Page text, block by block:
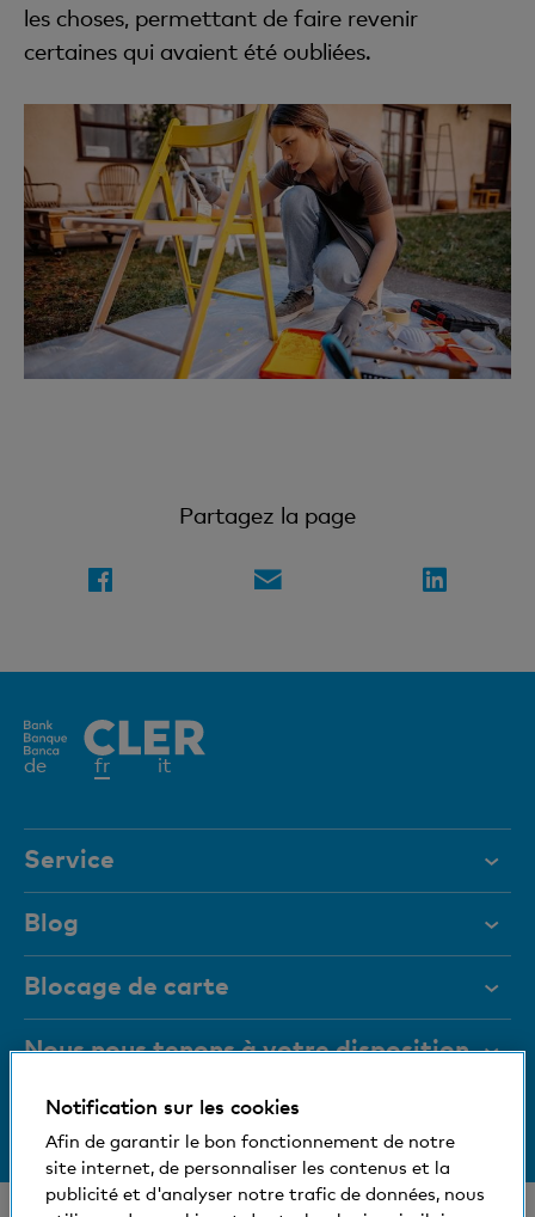
les choses, permettant de faire revenir
certaines qui avaient été oubliées.
Partagez la page
de frElément
it
Service
Aide et contact
Documents
Magazine
Organes de direction
Medias
Social et compatible avec l'environnement
Blog
Blocage de carte
+41 (0)800 88 99 66
Nous nous tenons à votre disposition
Aide et contact
Informations relatives à la banque
Notification sur les cookies
Afin de garantir le bon fonctionnement de notre
site internet, de personnaliser les contenus et la
publicité et d'analyser notre trafic de données, nous